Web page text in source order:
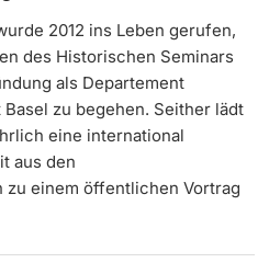
2012 ins Leben gerufen,
des Historischen Seminars
als Departement
zu begehen. Seither lädt
eine international
aus den
einem öffentlichen Vortrag